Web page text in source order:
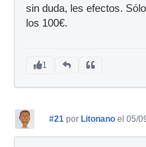
sin duda, les efectos.
los 100€.
1
#21 por Litonano el 05/